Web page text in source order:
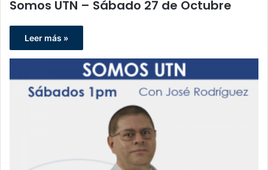
Somos UTN – Sábado 27 de Octubre
Leer más »